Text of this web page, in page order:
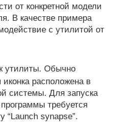
от конкретной модели
В качестве примера
с утилитой от
утилиты. Обычно
расположена в
системы. Для запуска
требуется
“Launch synapse”.